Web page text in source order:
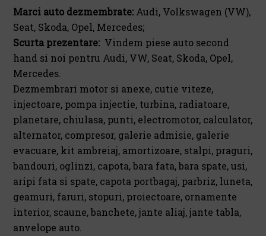
Marci auto dezmembrate: Audi, Volkswagen (VW),
Seat, Skoda, Opel, Mercedes;
Scurta prezentare: Vindem piese auto second
hand si noi pentru Audi, VW, Seat, Skoda, Opel,
Mercedes.
Dezmembrari motor si anexe, cutie viteze,
injectoare, pompa injectie, turbina, radiatoare,
planetare, chiulasa, punti, electromotor, calculator,
alternator, compresor, galerie admisie, galerie
evacuare, kit ambreiaj, amortizoare, stalpi, praguri,
bandouri, oglinzi, capota, bara fata, bara spate, usi,
aripi fata si spate, capota portbagaj, parbriz, luneta,
geamuri, faruri, stopuri, proiectoare, ornamente
interior, scaune, banchete, jante aliaj, jante tabla,
anvelope auto.